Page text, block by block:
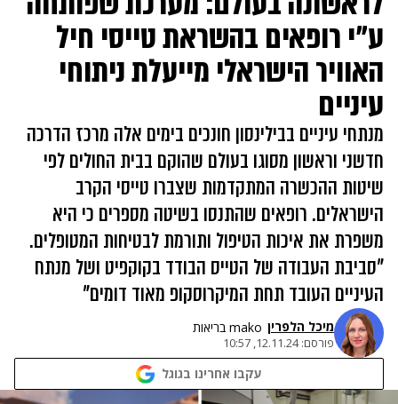
ע״י רופאים בהשראת טייסי חיל
האוויר הישראלי מייעלת ניתוחי
עיניים
מנתחי עיניים בבילינסון חונכים בימים אלה מרכז הדרכה
חדשני וראשון מסוגו בעולם שהוקם בבית החולים לפי
שיטות ההכשרה המתקדמות שצברו טייסי הקרב
הישראלים. רופאים שהתנסו בשיטה מספרים כי היא
משפרת את איכות הטיפול ותורמת לבטיחות המטופלים.
"סביבת העבודה של הטייס הבודד בקוקפיט ושל מנתח
העיניים העובד תחת המיקרוסקופ מאוד דומים"
מיכל הלפרין mako בריאות
פורסם:12.11.24, 10:57
עקבו אחרינו בגוגל